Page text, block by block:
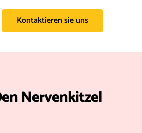
Kontaktieren sie uns
Nervenkitzel